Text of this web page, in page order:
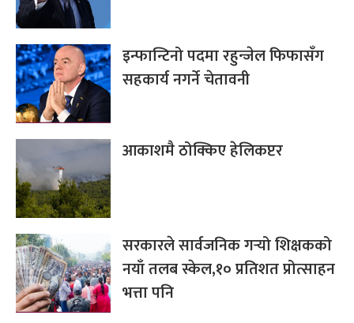
इन्फान्टिनो पदमा रहुन्जेल फिफासँग
सहकार्य नगर्ने चेतावनी
आकाशमै ठोक्किए हेलिकप्टर
सरकारले सार्वजनिक गर्‍यो शिक्षकको
नयाँ तलब स्केल,१० प्रतिशत प्रोत्साहन
भत्ता पनि